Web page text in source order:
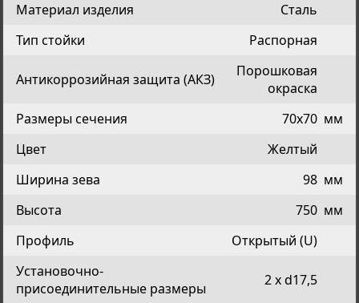
Материал изделия
Сталь
Тип стойки
Распорная
Антикоррозийная защита (АКЗ)
Порошковая
окраска
Размеры сечения
70х70 мм
Цвет
Желтый
Ширина зева
98 мм
Высота
750 мм
Профиль
Открытый (U)
Установочно-
присоединительные размеры
2 х d17,5